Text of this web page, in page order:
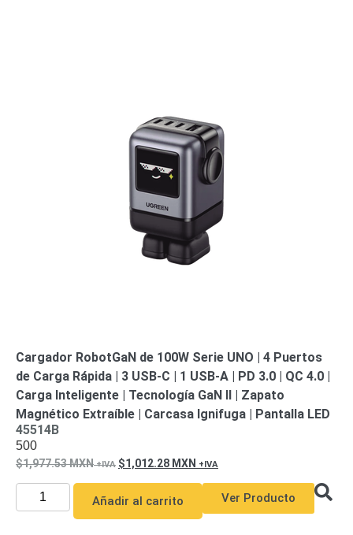
Cargador RobotGaN de 100W Serie UNO | 4 Puertos
de Carga Rápida | 3 USB-C | 1 USB-A | PD 3.0 | QC 4.0 |
Carga Inteligente | Tecnología GaN II | Zapato
Magnético Extraíble | Carcasa Ignifuga | Pantalla LED
45514B
500
1,977.53MXN 1,012.28 MXN
Añadir al carrito Ver Producto